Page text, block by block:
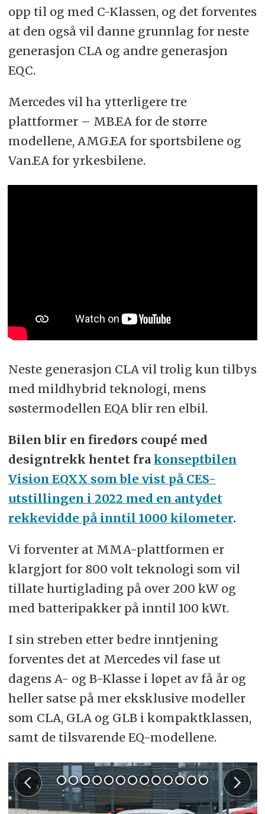
opp til og med C-Klassen, og det forventes
at den også vil danne grunnlag for neste
generasjon CLA og andre generasjon
EQC.
Mercedes vil ha ytterligere tre
plattformer – MB.EA for de større
modellene, AMG.EA for sportsbilene og
Van.EA for yrkesbilene.
Neste generasjon CLA vil trolig kun tilbys
med mildhybrid teknologi, mens
søstermodellen EQA blir ren elbil.
Bilen blir en firedørs coupé med
designtrekk hentet fra konseptbilen
Vision EQXX som ble vist på CES-
utstillingen i 2022 med en antydet
rekkevidde på inntil 1000 kilometer.
Vi forventer at MMA-plattformen er
klargjort for 800 volt teknologi som vil
tillate hurtiglading på over 200 kW og
med batteripakker på inntil 100 kWt.
I sin streben etter bedre inntjening
forventes det at Mercedes vil fase ut
dagens A- og B-Klasse i løpet av få år og
heller satse på mer eksklusive modeller
som CLA, GLA og GLB i kompaktklassen,
samt de tilsvarende EQ-modellene.